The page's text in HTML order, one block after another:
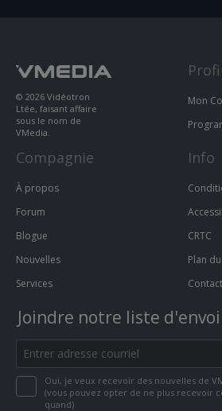
© 2026 Vidéotron
Ltée, faisant affaire
sous le nom de
VMedia.
Joindre notre liste d'envoi
Oui, je veux recevoir des nouvelles de
(vous pouvez opter de ne plus recevoir
quand)
Mon
Compagnie
À propos
Forum
Blogue
Nouvelles
Services
Info
CRTC
Plan